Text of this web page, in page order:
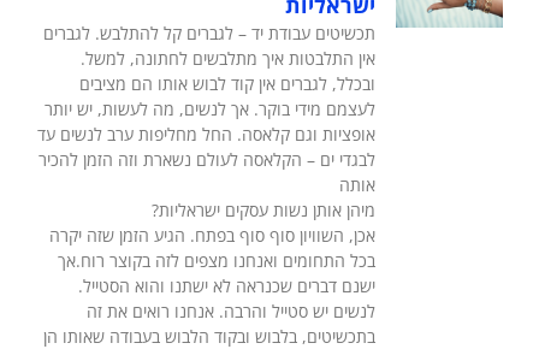
תכשיטים עבודת יד – לגברים קל להתלבש. לגברים
אין התלבטות איך מתלבשים לחתונה, למשל.
ובכלל, לגברים אין קוד לבוש אותו הם מציבים
לעצמם מידי בוקר. אך לנשים, מה לעשות, יש יותר
אופציות וגם קלאסה. החל מחליפות ערב לנשים עד
לבגדי ים – הקלאסה לעולם נשארת וזה הזמן להכיר
אותה
מיהן אותן נשות עסקים ישראליות?
אכן, השוויון סוף סוף בפתח. הגיע הזמן שזה יקרה
בכל התחומים ואנחנו מצפים לזה בקוצר רוח.אך
ישנם דברים שכנראה לא ישתנו והוא הסטייל.
לנשים יש סטייל והרבה. אנחנו רואים את זה
בתכשיטים, בלבוש ובקוד הלבוש בעבודה שאותו הן